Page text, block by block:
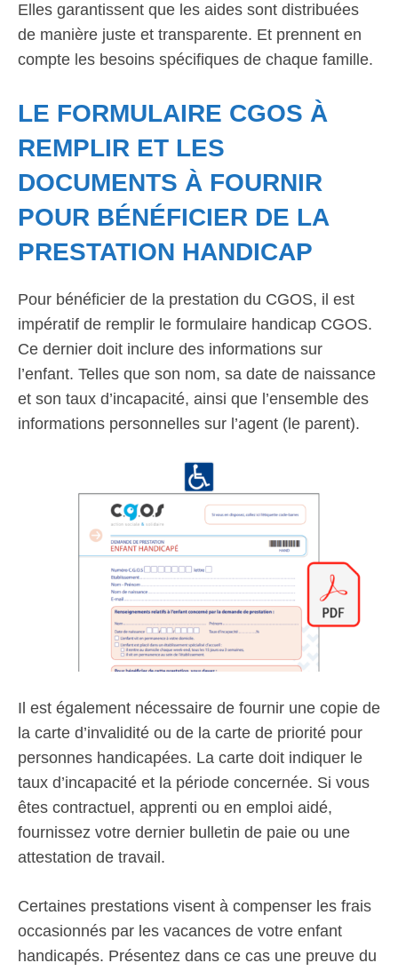
Elles garantissent que les aides sont distribuées
de manière juste et transparente. Et prennent en
compte les besoins spécifiques de chaque famille.
LE FORMULAIRE CGOS À
REMPLIR ET LES
DOCUMENTS À FOURNIR
POUR BÉNÉFICIER DE LA
PRESTATION HANDICAP
Pour bénéficier de la prestation du CGOS, il est
impératif de remplir le formulaire handicap CGOS.
Ce dernier doit inclure des informations sur
l’enfant. Telles que son nom, sa date de naissance
et son taux d’incapacité, ainsi que l’ensemble des
informations personnelles sur l’agent (le parent).
Il est également nécessaire de fournir une copie de
la carte d’invalidité ou de la carte de priorité pour
personnes handicapées. La carte doit indiquer le
taux d’incapacité et la période concernée. Si vous
êtes contractuel, apprenti ou en emploi aidé,
fournissez votre dernier bulletin de paie ou une
attestation de travail.
Certaines prestations visent à compenser les frais
occasionnés par les vacances de votre enfant
handicapés. Présentez dans ce cas une preuve du